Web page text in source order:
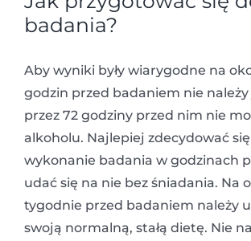
badania?
Aby wyniki były wiarygodne na
godzin przed badaniem nie należy
przez 72 godziny przed nim nie
alkoholu. Najlepiej zdecydować
wykonanie badania w godzinach
udać się na nie bez śniadania. Na
tygodnie przed badaniem należy
swoją normalną, stałą dietę. Nie